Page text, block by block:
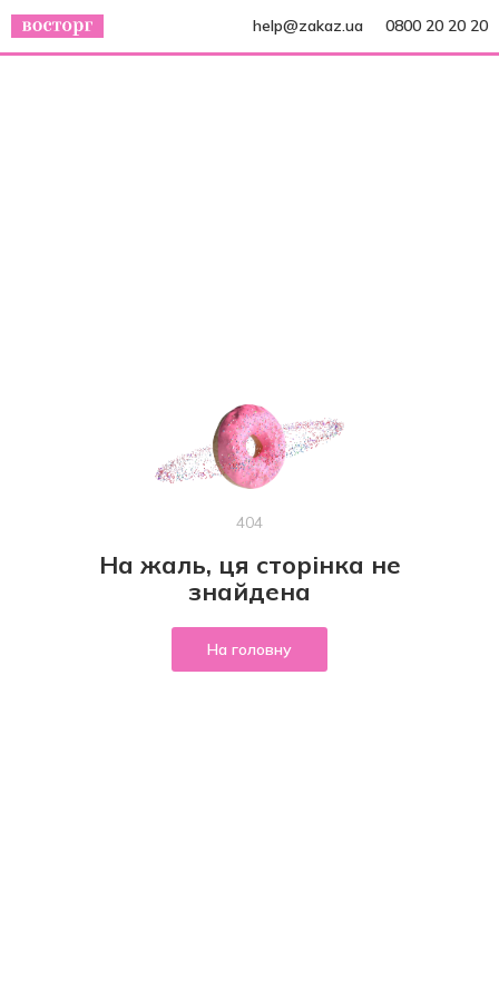
help@zakaz.ua 0800 20 20 20
404
На жаль, ця сторінка не
знайдена
На головну